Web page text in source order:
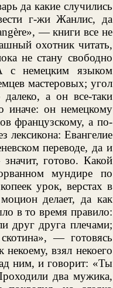
да какие случились
г-жи Жанлис, да
— книги все не
охотник читать,
не стану свободно
с немецким языком
мастеровых; угол
а он все-таки
иначе: он немецкому
французскому, а по-
лексикона: Евангелие
переводе, да и
готово. Какой
мундире по
урок, верстах в
делает, да как
в то время правило:
друг друга плечами;
— готовясь
взял некоего
ним, и говорит: «Ты
два мужика,